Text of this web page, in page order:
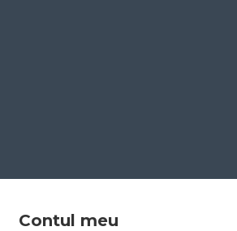
Contul meu